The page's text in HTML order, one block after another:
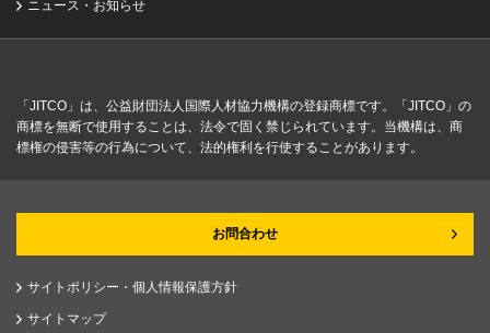
ニュース・お知らせ
「JITCO」は、公益財団法人国際人材協力機構の登録商標です。「JITCO」の
商標を無断で使用することは、法令で固く禁じられています。当機構は、商
標権の侵害等の行為について、法的権利を行使することがあります。
お問合わせ
サイトポリシー・個人情報保護方針
サイトマップ